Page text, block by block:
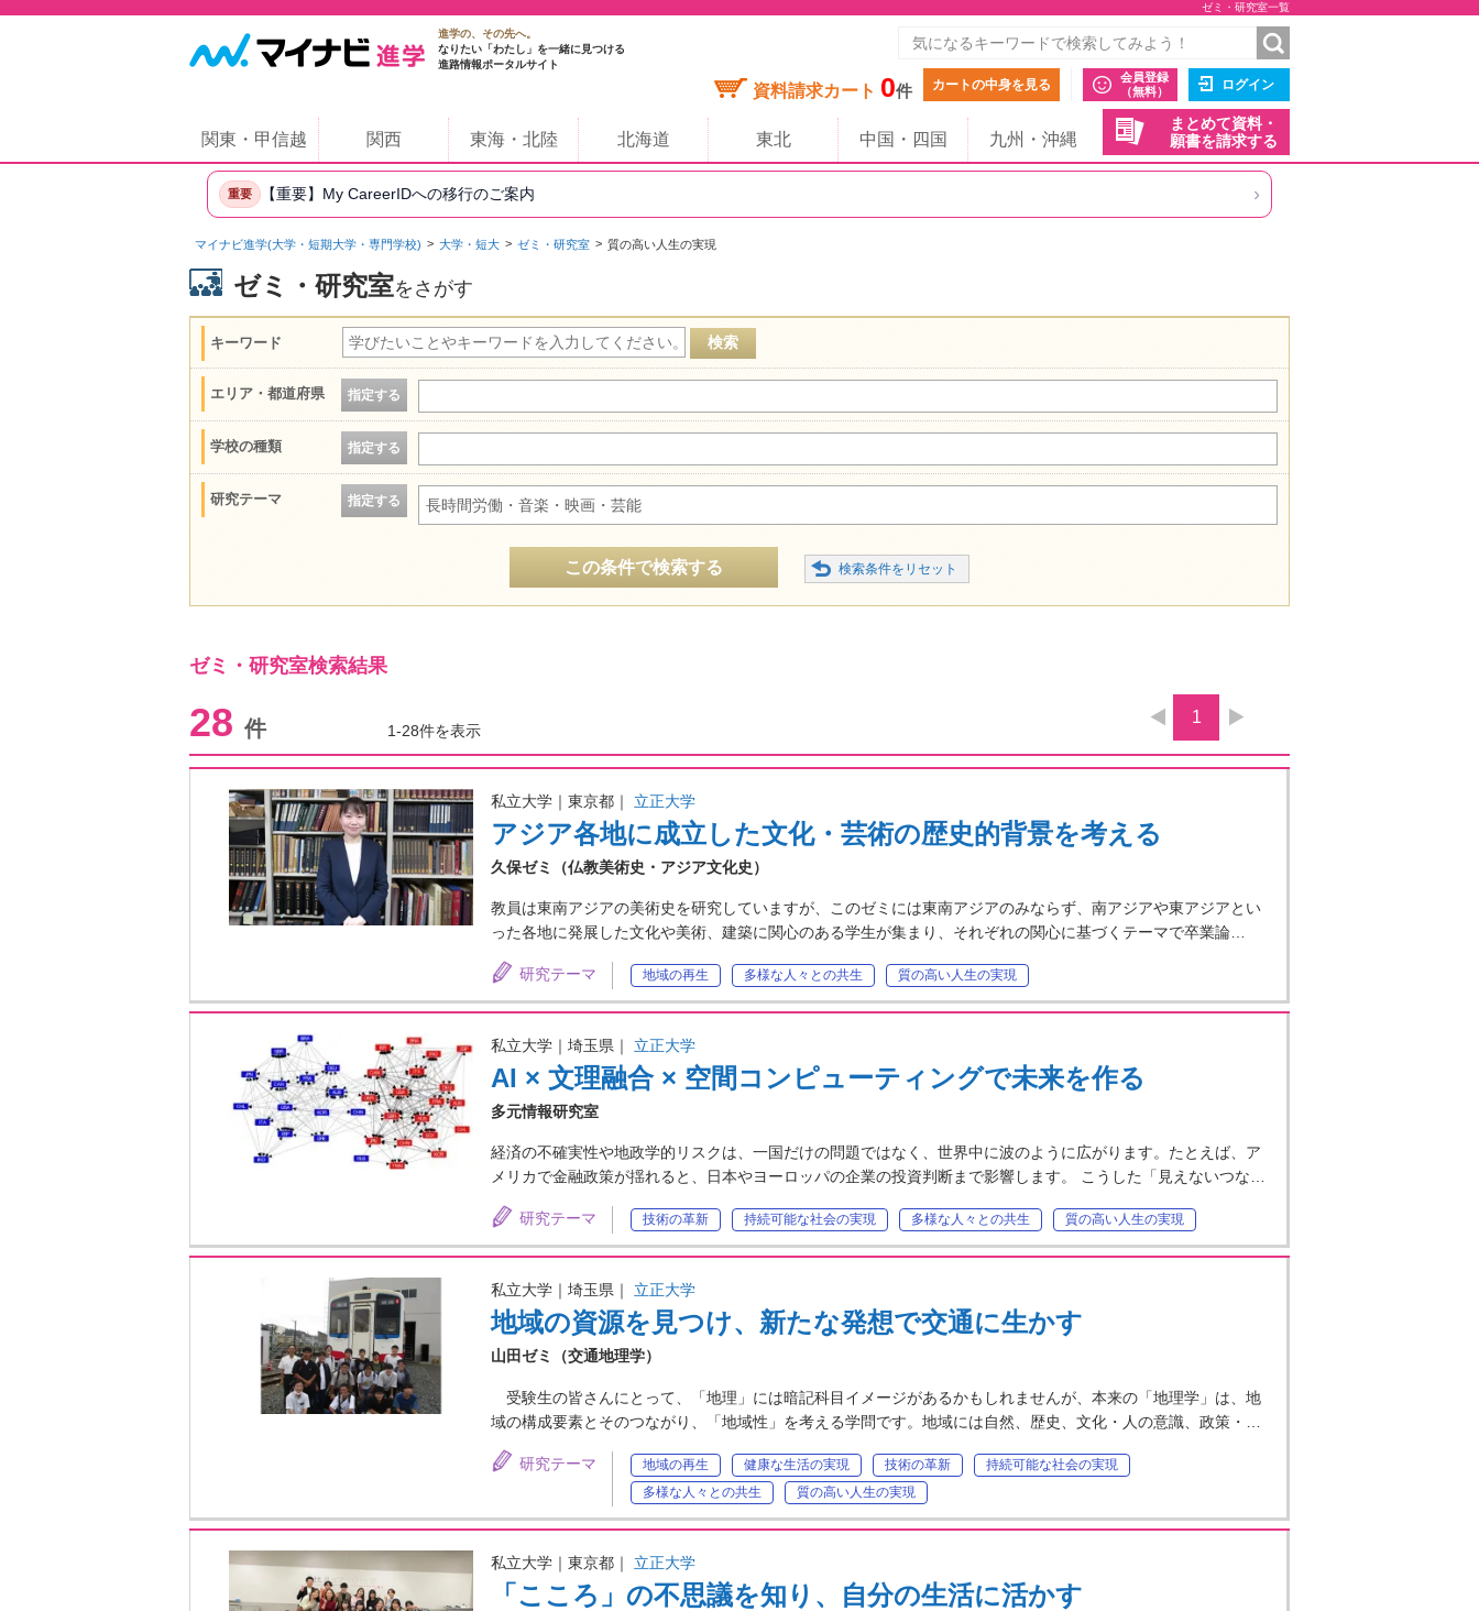
ゼミ・研究室一覧
進学の、その先へ。
なりたい「わたし」を一緒に見つける
進路情報ポータルサイト
資料請求カート 0件 カートの中身を見る
会員登録
（無料）
ログイン
まとめて資料・
願書を請求する
関東・甲信越 関西 東海・北陸 北海道 東北 中国・四国 九州・沖縄
重要 【重要】My CareerIDへの移行のご案内 ›
マイナビ進学(大学・短期大学・専門学校) 大学・短大 ゼミ・研究室 質の高い人生の実現
ゼミ・研究室をさがす
キーワード
エリア・都道府県 指定する
学校の種類 指定する
研究テーマ 指定する 長時間労働・音楽・映画・芸能
この条件で検索する
ゼミ・研究室検索結果
28 件 1-28件を表示
1
私立大学｜東京都｜ 立正大学
アジア各地に成立した文化・芸術の歴史的背景を考える
久保ゼミ（仏教美術史・アジア文化史）
教員は東南アジアの美術史を研究していますが、このゼミには東南アジアのみならず、南アジアや東アジアとい
った各地に発展した文化や美術、建築に関心のある学生が集まり、それぞれの関心に基づくテーマで卒業論…
研究テーマ 地域の再生 多様な人々との共生 質の高い人生の実現
私立大学｜埼玉県｜ 立正大学
AI × 文理融合 × 空間コンピューティングで未来を作る
多元情報研究室
経済の不確実性や地政学的リスクは、一国だけの問題ではなく、世界中に波のように広がります。たとえば、ア
メリカで金融政策が揺れると、日本やヨーロッパの企業の投資判断まで影響します。 こうした「見えないつな…
研究テーマ 技術の革新 持続可能な社会の実現 多様な人々との共生 質の高い人生の実現
私立大学｜埼玉県｜ 立正大学
地域の資源を見つけ、新たな発想で交通に生かす
山田ゼミ（交通地理学）
受験生の皆さんにとって、「地理」には暗記科目イメージがあるかもしれませんが、本来の「地理学」は、地
域の構成要素とそのつながり、「地域性」を考える学問です。地域には自然、歴史、文化・人の意識、政策・…
研究テーマ 地域の再生 健康な生活の実現 技術の革新
持続可能な社会の実現
多様な人々との共生
質の高い人生の実現
私立大学｜東京都｜ 立正大学
「こころ」の不思議を知り、自分の生活に活かす